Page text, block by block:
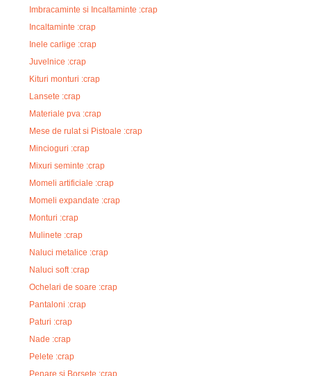
Imbracaminte si Incaltaminte :crap
Incaltaminte :crap
Inele carlige :crap
Juvelnice :crap
Kituri monturi :crap
Lansete :crap
Materiale pva :crap
Mese de rulat si Pistoale :crap
Mincioguri :crap
Mixuri seminte :crap
Momeli artificiale :crap
Momeli expandate :crap
Monturi :crap
Mulinete :crap
Naluci metalice :crap
Naluci soft :crap
Ochelari de soare :crap
Pantaloni :crap
Paturi :crap
Nade :crap
Pelete :crap
Penare si Borsete :crap